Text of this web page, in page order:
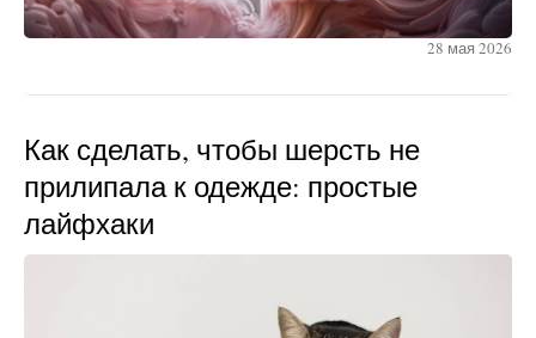
28 мая 2026
Как сделать, чтобы шерсть не
прилипала к одежде: простые
лайфхаки